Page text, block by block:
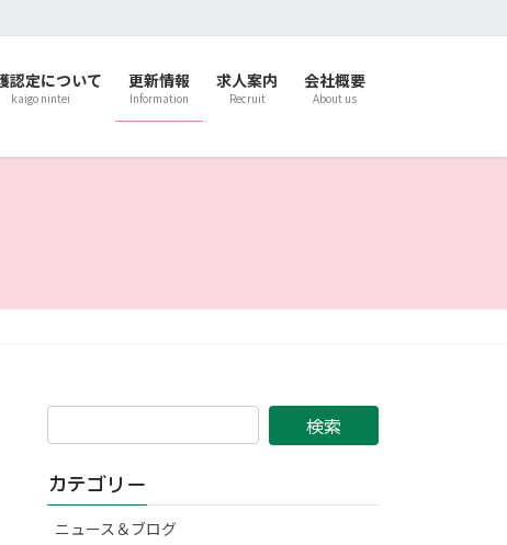
認定について
kaigo nintei
更新情報
Information
求人案内
Recruit
会社概要
About us
カテゴリー
ニュース＆ブログ